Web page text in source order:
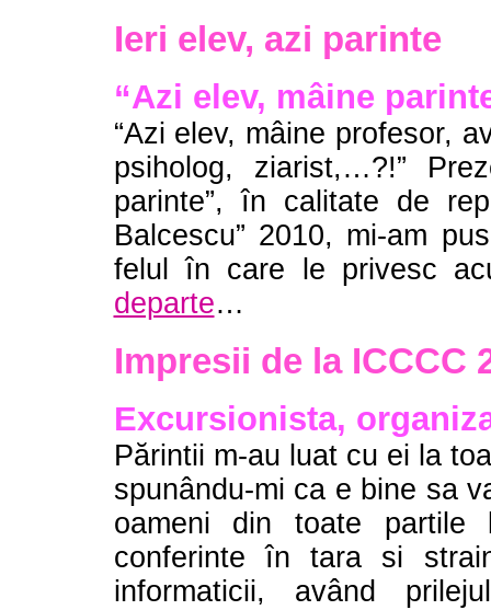
Ieri elev, azi parinte
“Azi elev, mâine
“Azi elev, mâine profesor,
psiholog, ziarist,…?!”
parinte”, în calitate de
Balcescu” 2010, mi-am
felul în care le privesc
departe…
Impresii de la ICCCC
Excursionista,
Părintii m-au luat cu ei la
spunându-mi ca e bine sa
oameni din toate
conferinte în tara si
informaticii, având